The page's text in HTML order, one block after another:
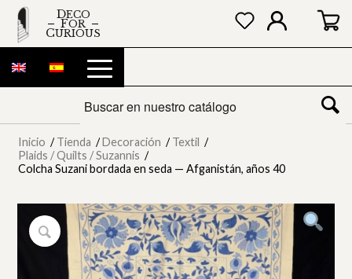
DECO
FOR
CURIOUS
Inicio / Tienda / Decoración / Textil /
Plaids / Quilts / Suzannis /
Colcha Suzani bordada en seda — Afganistán, años 40